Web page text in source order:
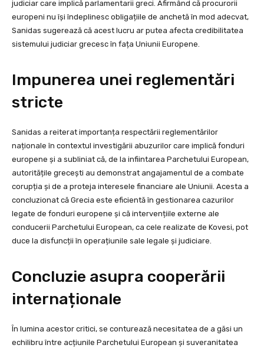
judiciar care implică parlamentarii greci. Afirmând că procurorii
europeni nu își îndeplinesc obligațiile de anchetă în mod adecvat,
Sanidas sugerează că acest lucru ar putea afecta credibilitatea
sistemului judiciar grecesc în fața Uniunii Europene.
Impunerea unei reglementări
stricte
Sanidas a reiterat importanța respectării reglementărilor
naționale în contextul investigării abuzurilor care implică fonduri
europene și a subliniat că, de la infiintarea Parchetului European,
autoritățile grecești au demonstrat angajamentul de a combate
corupția și de a proteja interesele financiare ale Uniunii. Acesta a
concluzionat că Grecia este eficientă în gestionarea cazurilor
legate de fonduri europene și că intervențiile externe ale
conducerii Parchetului European, ca cele realizate de Kovesi, pot
duce la disfuncții în operațiunile sale legale și judiciare.
Concluzie asupra cooperării
internaționale
În lumina acestor critici, se conturează necesitatea de a găsi un
echilibru între acțiunile Parchetului European și suveranitatea